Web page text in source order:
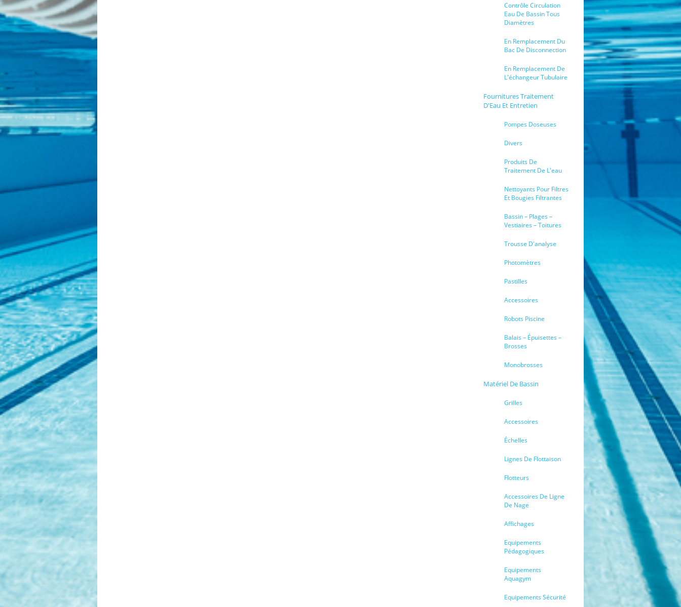
Contrôle Circulation
Eau De Bassin Tous
Diamètres
En Remplacement Du
Bac De Disconnection
En Remplacement De
L'échangeur Tubulaire
Fournitures Traitement
D'Eau Et Entretien
Pompes Doseuses
Divers
Produits De
Traitement De L'eau
Nettoyants Pour Filtres
Et Bougies Filtrantes
Bassin – Plages –
Vestiaires – Toitures
Trousse D'analyse
Photomètres
Pastilles
Accessoires
Robots Piscine
Balais – Épuisettes –
Brosses
Monobrosses
Matériel De Bassin
Grilles
Accessoires
Échelles
Lignes De Flottaison
Flotteurs
Accessoires De Ligne
De Nage
Affichages
Equipements
Pédagogiques
Equipements
Aquagym
Equipements Sécurité